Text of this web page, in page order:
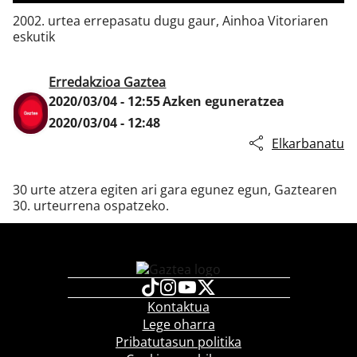
2002. urtea errepasatu dugu gaur, Ainhoa Vitoriaren
eskutik
Erredakzioa Gaztea
2020/03/04 - 12:55Azken eguneratzea
2020/03/04 - 12:48
Elkarbanatu
30 urte atzera egiten ari gara egunez egun, Gaztearen
30. urteurrena ospatzeko.
Kontaktua
Lege oharra
Pribatutasun politika